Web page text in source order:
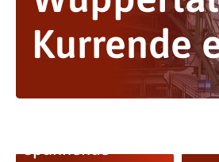
Kurrende